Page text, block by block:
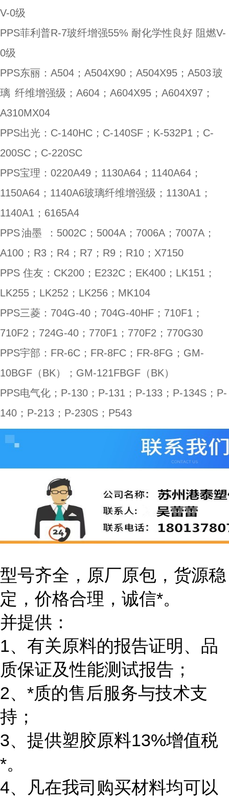
V-0级
PPS菲利普R-7玻纤增强55% 耐化学性良好 阻燃V-
0级
PPS东丽：A504；A504X90；A504X95；A503玻
璃 纤维增强级；A604；A604X95；A604X97；
A310MX04
PPS出光：C-140HC；C-140SF；K-532P1；C-
200SC；C-220SC
PPS宝理：0220A49；1130A64；1140A64；
1150A64；1140A6玻璃纤维增强级；1130A1；
1140A1；6165A4
PPS油墨
：5002C；5004A；7006A；7007A；
A100；R3；R4；R7；R9；R10；X7150
PPS 住友：CK200；E232C；EK400；LK151；
LK255；LK252；LK256；MK104
PPS三菱：704G-40；704G-40HF；710F1；
710F2；724G-40；770F1；770F2；770G30
PPS宇部：FR-6C；FR-8FC；FR-8FG；GM-
10BGF（BK）；GM-121FBGF（BK）
PPS电气化；P-130；P-131；P-133；P-134S；P-
140；P-213；P-230S；P543
型号齐全，原厂原包，货源稳
定，价格合理，诚信*。
并提供：
1、有关原料的报告证明、品
质保证及性能测试报告；
2、*质的售后服务与技术支
持；
3、提供塑胶原料13%增值税
*。
4、凡在我司购买材料均可以